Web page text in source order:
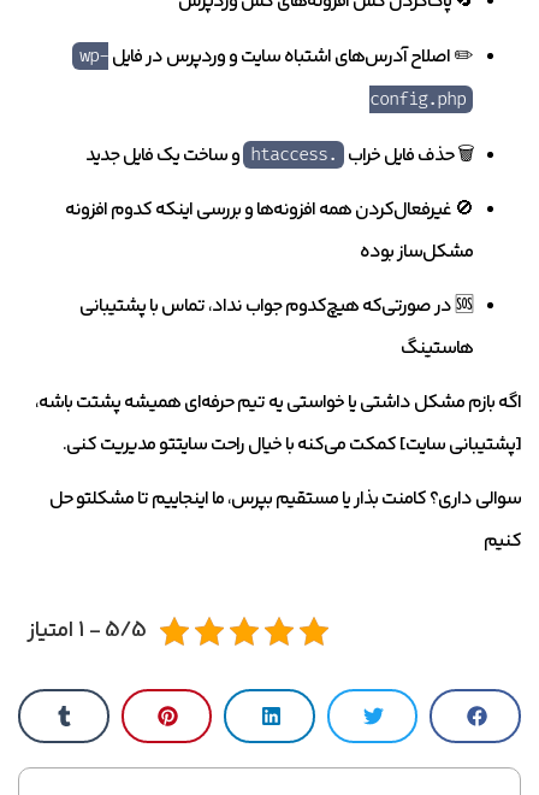
✏️ اصلاح آدرس‌های اشتباه سایت و وردپرس در فایل wp-
config.php
🗑️ حذف فایل خراب .htaccess
و ساخت یک فایل جدید
🚫 غیرفعال‌کردن همه افزونه‌ها و بررسی اینکه کدوم افزونه
مشکل‌ساز بوده
🆘 در صورتی‌که هیچ‌کدوم جواب نداد، تماس با پشتیبانی
هاستینگ
اگه بازم مشکل داشتی یا خواستی یه تیم حرفه‌ای همیشه پشتت باشه،
[پشتیبانی سایت] کمکت می‌کنه با خیال راحت سایتتو مدیریت کنی.
سوالی داری؟ کامنت بذار یا مستقیم بپرس، ما اینجاییم تا مشکلتو حل
کنیم
5/5 - 1 امتیاز